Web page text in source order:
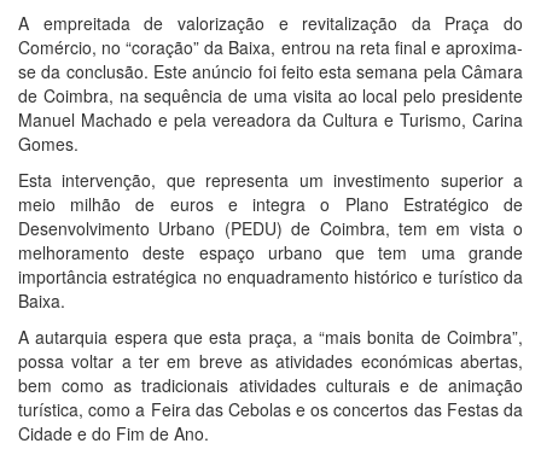
A empreitada de valorização e revitalização da Praça do
Comércio, no “coração” da Baixa, entrou na reta final e aproxima-
se da conclusão. Este anúncio foi feito esta semana pela Câmara
de Coimbra, na sequência de uma visita ao local pelo presidente
Manuel Machado e pela vereadora da Cultura e Turismo, Carina
Gomes.
Esta intervenção, que representa um investimento superior a
meio milhão de euros e integra o Plano Estratégico de
Desenvolvimento Urbano (PEDU) de Coimbra, tem em vista o
melhoramento deste espaço urbano que tem uma grande
importância estratégica no enquadramento histórico e turístico da
Baixa.
A autarquia espera que esta praça, a “mais bonita de Coimbra”,
possa voltar a ter em breve as atividades económicas abertas,
bem como as tradicionais atividades culturais e de animação
turística, como a Feira das Cebolas e os concertos das Festas da
Cidade e do Fim de Ano.